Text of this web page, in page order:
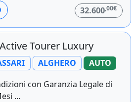
32.600,00€
Tourer Luxury
ALGHERO
AUTO
con Garanzia Legale di
...